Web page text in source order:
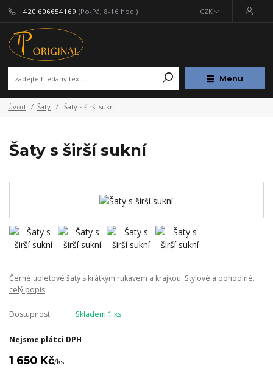
Menu
CZK
+420 606654169 (Po-Pá, 8-16 hod.)
Úvod Šaty Šaty s širší sukní
Šaty s širší sukní
Černé úpletové šaty s krátkým rukávem a krajkou. Stylové a pohodlné.
celý popis
Dostupnost Skladem 1 ks
Nejsme plátci DPH
1 650 Kč/ks